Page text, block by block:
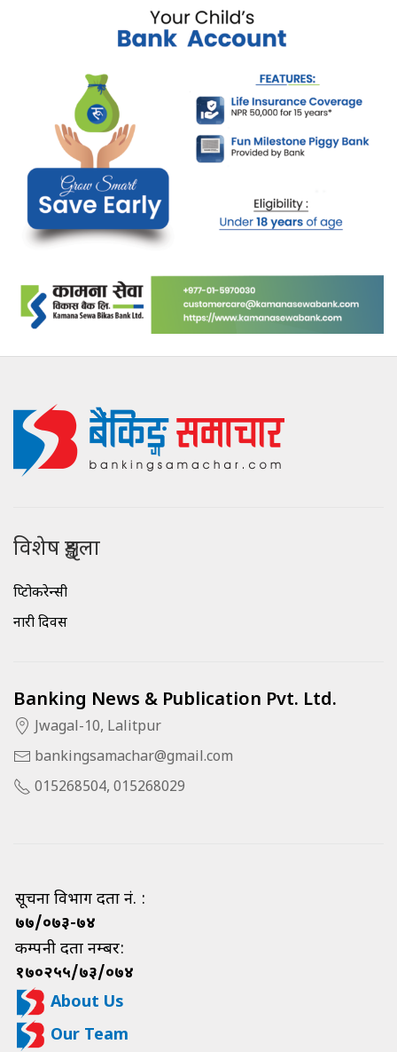
विशेष शृङ्खला
क्रिप्टोकरेन्सी
नारी दिवस
Banking News & Publication Pvt. Ltd.
Jwagal-10, Lalitpur
bankingsamachar@gmail.com
015268504, 015268029
सूचना विभाग दर्ता नं. :
७७/०७३-७४
कम्पनी दर्ता नम्बर:
१७०२५५/७३/०७४
About Us
Our Team